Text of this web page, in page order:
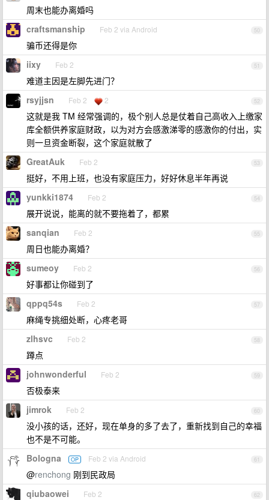
周末也能办离婚吗
50
craftsmanship Feb 2 via Android
骗币还得是你
51
iixy Feb 2
难道主因是左脚先进门？
52
rsyjjsn Feb 2 2
这就是我 TM 经常强调的，极个别人总是仗着自己高收入上缴家
库全额供养家庭财政，以为对方会感激涕零的感激你的付出，实
则一旦资金断裂，这个家庭就散了
53
GreatAuk Feb 2
挺好，不用上班，也没有家庭压力，好好休息半年再说
54
yunkki1874 Feb 2
展开说说，能离的就不要拖着了，都累
55
sanqian Feb 2
周日也能办离婚？
56
sumeoy Feb 2
好事都让你碰到了
57
qppq54s Feb 2
麻绳专挑细处断，心疼老哥
58
zlhsvc Feb 2
蹲点
59
johnwonderful Feb 2
否极泰来
60
jimrok Feb 2
没小孩的话，还好，现在单身的多了去了，重新找到自己的幸福
也不是不可能。
61
Bologna OP Feb 2 via Android
@renchong 刚到民政局
62
qiubaowei Feb 2